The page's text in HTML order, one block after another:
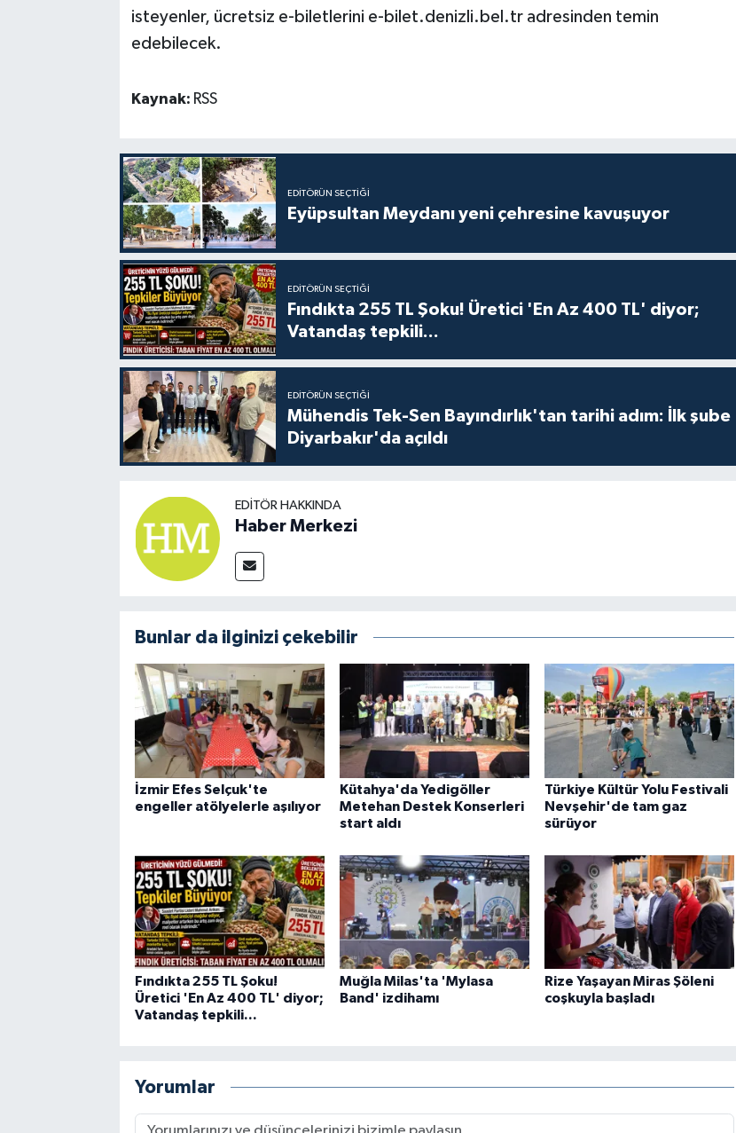
isteyenler, ücretsiz e-biletlerini e-bilet.denizli.bel.tr adresinden temin
edebilecek.
Kaynak: RSS
EDITÖRÜN SEÇTIĞI
Eyüpsultan Meydanı yeni çehresine kavuşuyor
EDITÖRÜN SEÇTIĞI
Fındıkta 255 TL Şoku! Üretici 'En Az 400 TL' diyor;
Vatandaş tepkili...
EDITÖRÜN SEÇTIĞI
Mühendis Tek-Sen Bayındırlık'tan tarihi adım: İlk şube
Diyarbakır'da açıldı
EDITÖR HAKKINDA
Haber Merkezi
Bunlar da ilginizi çekebilir
İzmir Efes Selçuk'te
engeller atölyelerle aşılıyor
Kütahya'da Yedigöller
Metehan Destek Konserleri
start aldı
Türkiye Kültür Yolu Festivali
Nevşehir'de tam gaz
sürüyor
Fındıkta 255 TL Şoku!
Üretici 'En Az 400 TL' diyor;
Vatandaş tepkili...
Muğla Milas'ta 'Mylasa
Band' izdihamı
Rize Yaşayan Miras Şöleni
coşkuyla başladı
Yorumlar